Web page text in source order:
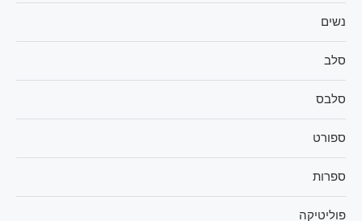
נשים
סלב
סלבס
ספורט
ספרות
פוליטיקה